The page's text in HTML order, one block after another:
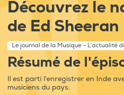
Découvrez le
de Ed
Le journal de la Musique - L'actualité
Résumé de
Il est parti l'enregistrer en Inde
musiciens du pays.